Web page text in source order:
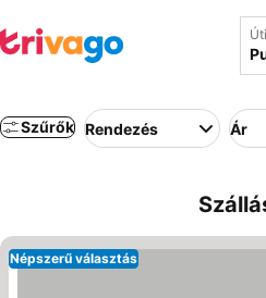
Szűrők Rendezés Ár
Népszerű választás